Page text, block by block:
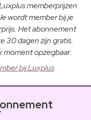
memberprijzen
wordt member bij je
Het abonnement
30 dagen zijn gratis.
moment opzegbaar.
bij Luxplus